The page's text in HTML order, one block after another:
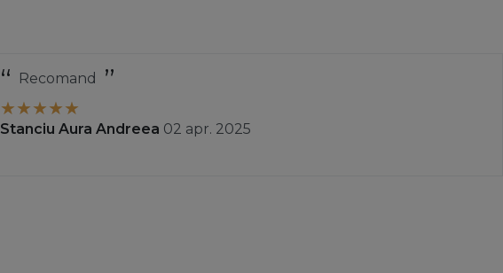
Recomand
Stanciu Aura Andreea 02 apr. 2025